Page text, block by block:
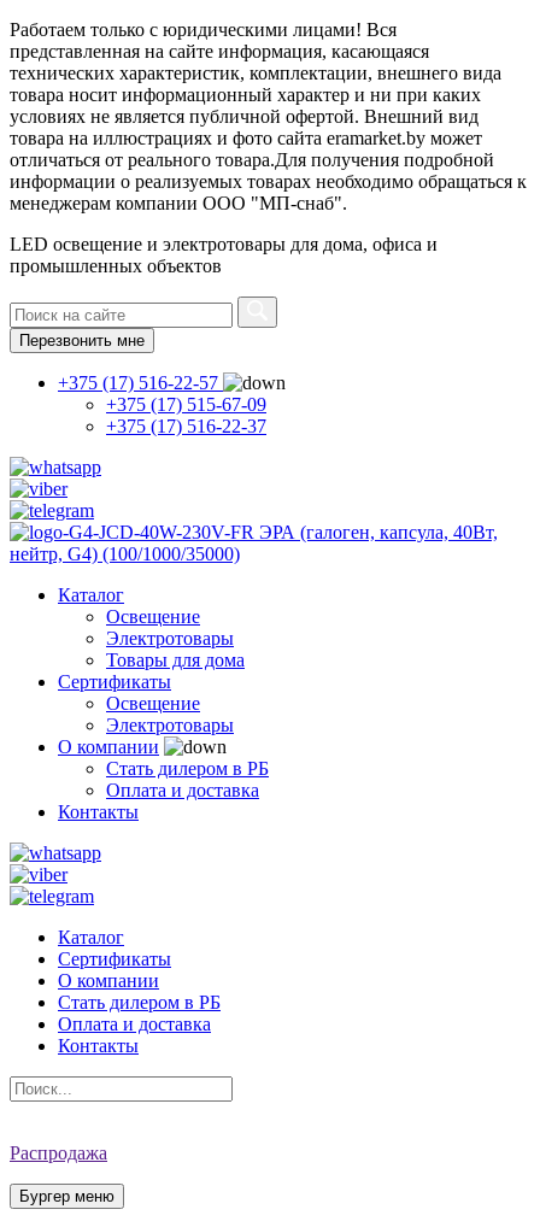
Работаем только с юридическими лицами! Вся
представленная на сайте информация, касающаяся
технических характеристик, комплектации, внешнего вида
товара носит информационный характер и ни при каких
условиях не является публичной офертой. Внешний вид
товара на иллюстрациях и фото сайта eramarket.by может
отличаться от реального товара.Для получения подробной
информации о реализуемых товарах необходимо обращаться к
менеджерам компании ООО "МП-снаб".
LED освещение и электротовары для дома, офиса и
промышленных объектов
Перезвонить мне
+375 (17) 516-22-57
+375 (17) 515-67-09
+375 (17) 516-22-37
Каталог
Освещение
Электротовары
Товары для дома
Сертификаты
Освещение
Электротовары
О компании
Стать дилером в РБ
Оплата и доставка
Контакты
Каталог
Сертификаты
О компании
Стать дилером в РБ
Оплата и доставка
Контакты
Распродажа
Бургер меню